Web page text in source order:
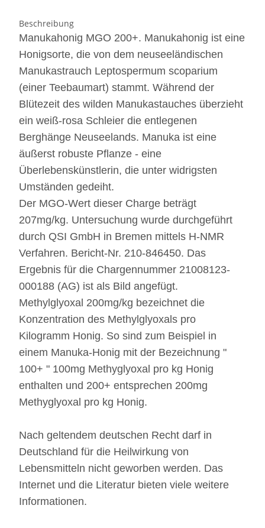
Beschreibung
Manukahonig MGO 200+. Manukahonig ist eine
Honigsorte, die von dem neuseeländischen
Manukastrauch Leptospermum scoparium
(einer Teebaumart) stammt. Während der
Blütezeit des wilden Manukastauches überzieht
ein weiß-rosa Schleier die entlegenen
Berghänge Neuseelands. Manuka ist eine
äußerst robuste Pflanze - eine
Überlebenskünstlerin, die unter widrigsten
Umständen gedeiht.
Der MGO-Wert dieser Charge beträgt
207mg/kg. Untersuchung wurde durchgeführt
durch QSI GmbH in Bremen mittels H-NMR
Verfahren. Bericht-Nr. 210-846450. Das
Ergebnis für die Chargennummer 21008123-
000188 (AG) ist als Bild angefügt.
Methylglyoxal 200mg/kg bezeichnet die
Konzentration des Methylglyoxals pro
Kilogramm Honig. So sind zum Beispiel in
einem Manuka-Honig mit der Bezeichnung "
100+ " 100mg Methyglyoxal pro kg Honig
enthalten und 200+ entsprechen 200mg
Methyglyoxal pro kg Honig.
Nach geltendem deutschen Recht darf in
Deutschland für die Heilwirkung von
Lebensmitteln nicht geworben werden. Das
Internet und die Literatur bieten viele weitere
Informationen.